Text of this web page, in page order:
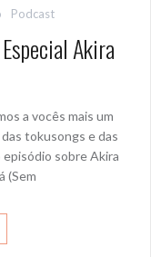
Podcast
Akira
a vocês mais um
tokusongs e das
episódio sobre Akira
(Sem